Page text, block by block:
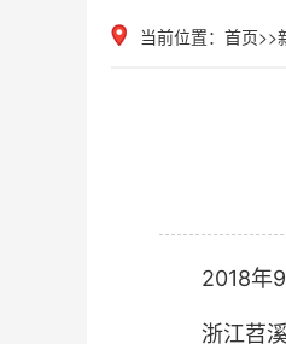
当前位置： 首页>>
2018年9月
浙江苕溪